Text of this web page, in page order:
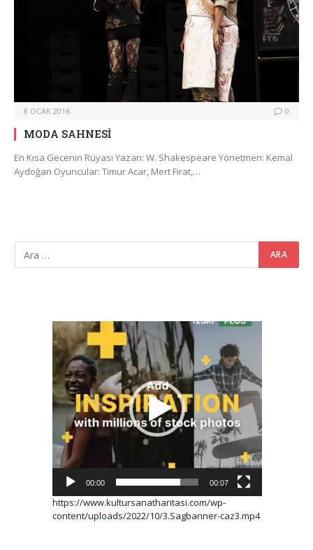
8 OCAK 2016 0
MODA SAHNESİ
En Kısa Gecenin Rüyası Yazan: W. Shakespeare Yönetmen: Kemal
Aydoğan Oyuncular: Timur Acar, Mert Fırat,…
Video
oynatıcı
00:00 00:07
https://www.kultursanatharitasi.com/wp-
content/uploads/2022/10/3.Sagbanner-caz3.mp4